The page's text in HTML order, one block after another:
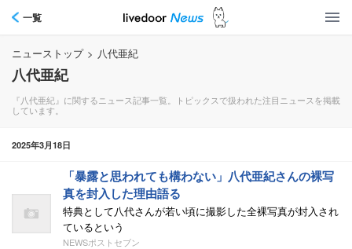
一覧
ニューストップ > 八代亜紀
八代亜紀
『八代亜紀』に関するニュース記事一覧。トピックスで扱われた注目ニュースを掲載
しています。
2025年3月18日
「暴露と思われても構わない」八代亜紀さんの裸写
真を封入した理由語る
特典として八代さんが若い頃に撮影した全裸写真が封入され
ているという
NEWSポストセブン